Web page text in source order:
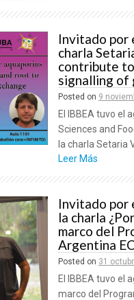
Invitado por
charla
contribute
signalling of
Posted on 9
El IBBEA tuvo el
Sciences and
la charla Setaria
Leer Más
Invitado por
la charla
marco del
Argentina
Posted on 31
El IBBEA tuvo el
marco del